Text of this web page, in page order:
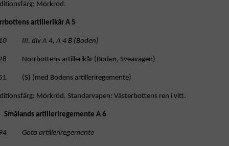
Mörkröd.
artillerikår A 5
III. div A 4, A 4 B (Boden)
Norrbottens artillerikår (Boden, Sveavägen)
(S) (med Bodens artilleriregemente)
Mörkröd. Standarvapen: Västerbottens ren i vitt.
Smålands artilleriregemente A 6
Göta artilleriregemente